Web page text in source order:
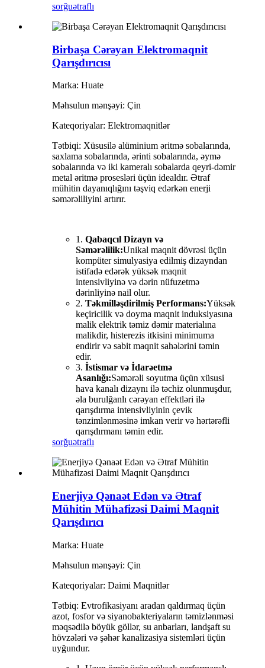
sorğuətraflı
Birbaşa Cərəyan Elektromaqnit
Qarışdırıcısı
Marka: Huate
Məhsulun mənşəyi: Çin
Kateqoriyalar: Elektromaqnitlər
Tətbiqi: Xüsusilə alüminium əritmə sobalarında,
saxlama sobalarında, ərinti sobalarında, əymə
sobalarında və iki kameralı sobalarda qeyri-dəmir
metal əritmə prosesləri üçün idealdır. Ətraf
mühitin dayanıqlığını təşviq edərkən enerji
səmərəliliyini artırır.
1. Qabaqcıl Dizayn və
Səmərəlilik:Unikal maqnit dövrəsi üçün
kompüter simulyasiya edilmiş dizayndan
istifadə edərək yüksək maqnit
intensivliyinə və dərin nüfuzetmə
dərinliyinə nail olur.
2. Təkmilləşdirilmiş Performans:Yüksək
keçiricilik və doyma maqnit induksiyasına
malik elektrik təmiz dəmir materialına
malikdir, histerezis itkisini minimuma
endirir və sabit maqnit sahələrini təmin
edir.
3. İstismar və İdarəetmə
Asanlığı:Səmərəli soyutma üçün xüsusi
hava kanalı dizaynı ilə təchiz olunmuşdur,
əla burulğanlı cərəyan effektləri ilə
qarışdırma intensivliyinin çevik
tənzimlənməsinə imkan verir və hərtərəfli
qarışdırmanı təmin edir.
sorğuətraflı
Enerjiyə Qənaət Edən və Ətraf
Mühitin Mühafizəsi Daimi Maqnit
Qarışdırıcı
Marka: Huate
Məhsulun mənşəyi: Çin
Kateqoriyalar: Daimi Maqnitlər
Tətbiq: Evtrofikasiyanı aradan qaldırmaq üçün
azot, fosfor və siyanobakteriyaların təmizlənməsi
məqsədilə böyük göllər, su anbarları, landşaft su
hövzələri və şəhər kanalizasiya sistemləri üçün
uyğundur.